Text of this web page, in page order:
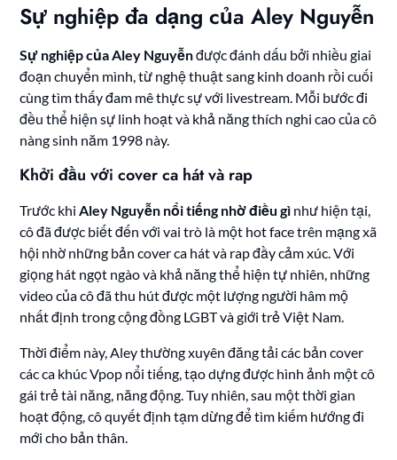
Sự nghiệp đa dạng của Aley Nguyễn
Sự nghiệp của Aley Nguyễnđược đánh dấu bởi nhiều giai
đoạn chuyển mình, từ nghệ thuật sang kinh doanh rồi cuối
cùng tìm thấy đam mê thực sự với livestream. Mỗi bước đi
đều thể hiện sự linh hoạt và khả năng thích nghi cao của cô
nàng sinh năm 1998 này.
Khởi đầu với cover ca hát và rap
Trước khiAley Nguyễn nổi tiếng nhờ điều gì như hiện tại,
cô đã được biết đến với vai trò là một hot face trên mạng xã
hội nhờ những bản cover ca hát và rap đầy cảm xúc. Với
giọng hát ngọt ngào và khả năng thể hiện tự nhiên, những
video của cô đã thu hút được một lượng người hâm mộ
nhất định trong cộng đồng LGBT và giới trẻ Việt Nam.
Thời điểm này, Aley thường xuyên đăng tải các bản cover
các ca khúc Vpop nổi tiếng, tạo dựng được hình ảnh một cô
gái trẻ tài năng, năng động. Tuy nhiên, sau một thời gian
hoạt động, cô quyết định tạm dừng để tìm kiếm hướng đi
mới cho bản thân.